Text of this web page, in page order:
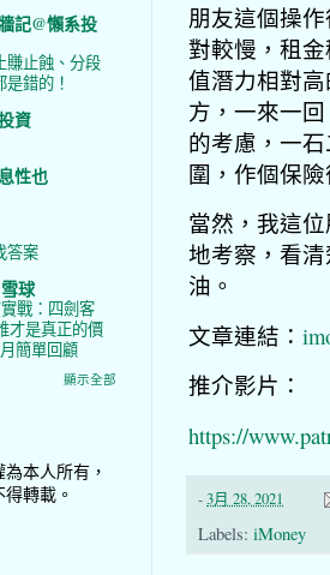
朋友這個操
對較慢，租
值潛力相對
方，一來一
的考慮，一
圍，作個保
當然，我這
地考察，看
油。
文章連結：
推介影片：
https://
-3月 28, 2021
Labels: iMoney
記@懶系投
賺止蝕、分段
錯的！
資
性也
答案
球
戰：四劍客
才是真正的價
簡單回顧
顯示全部
本人所有，
轉載。